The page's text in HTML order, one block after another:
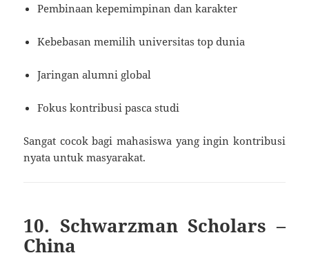
Pembinaan kepemimpinan dan karakter
Kebebasan memilih universitas top dunia
Jaringan alumni global
Fokus kontribusi pasca studi
Sangat cocok bagi mahasiswa yang ingin kontribusi
nyata untuk masyarakat.
10. Schwarzman Scholars –
China